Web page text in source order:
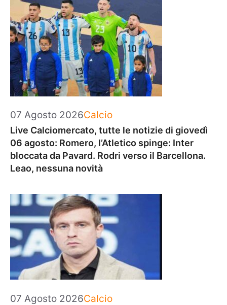
07 Agosto 2026Categorie
Calcio
Live Calciomercato, tutte le notizie di giovedì
06 agosto: Romero, l’Atletico spinge: Inter
bloccata da Pavard. Rodri verso il Barcellona.
Leao, nessuna novità
07 Agosto 2026Categorie
Calcio